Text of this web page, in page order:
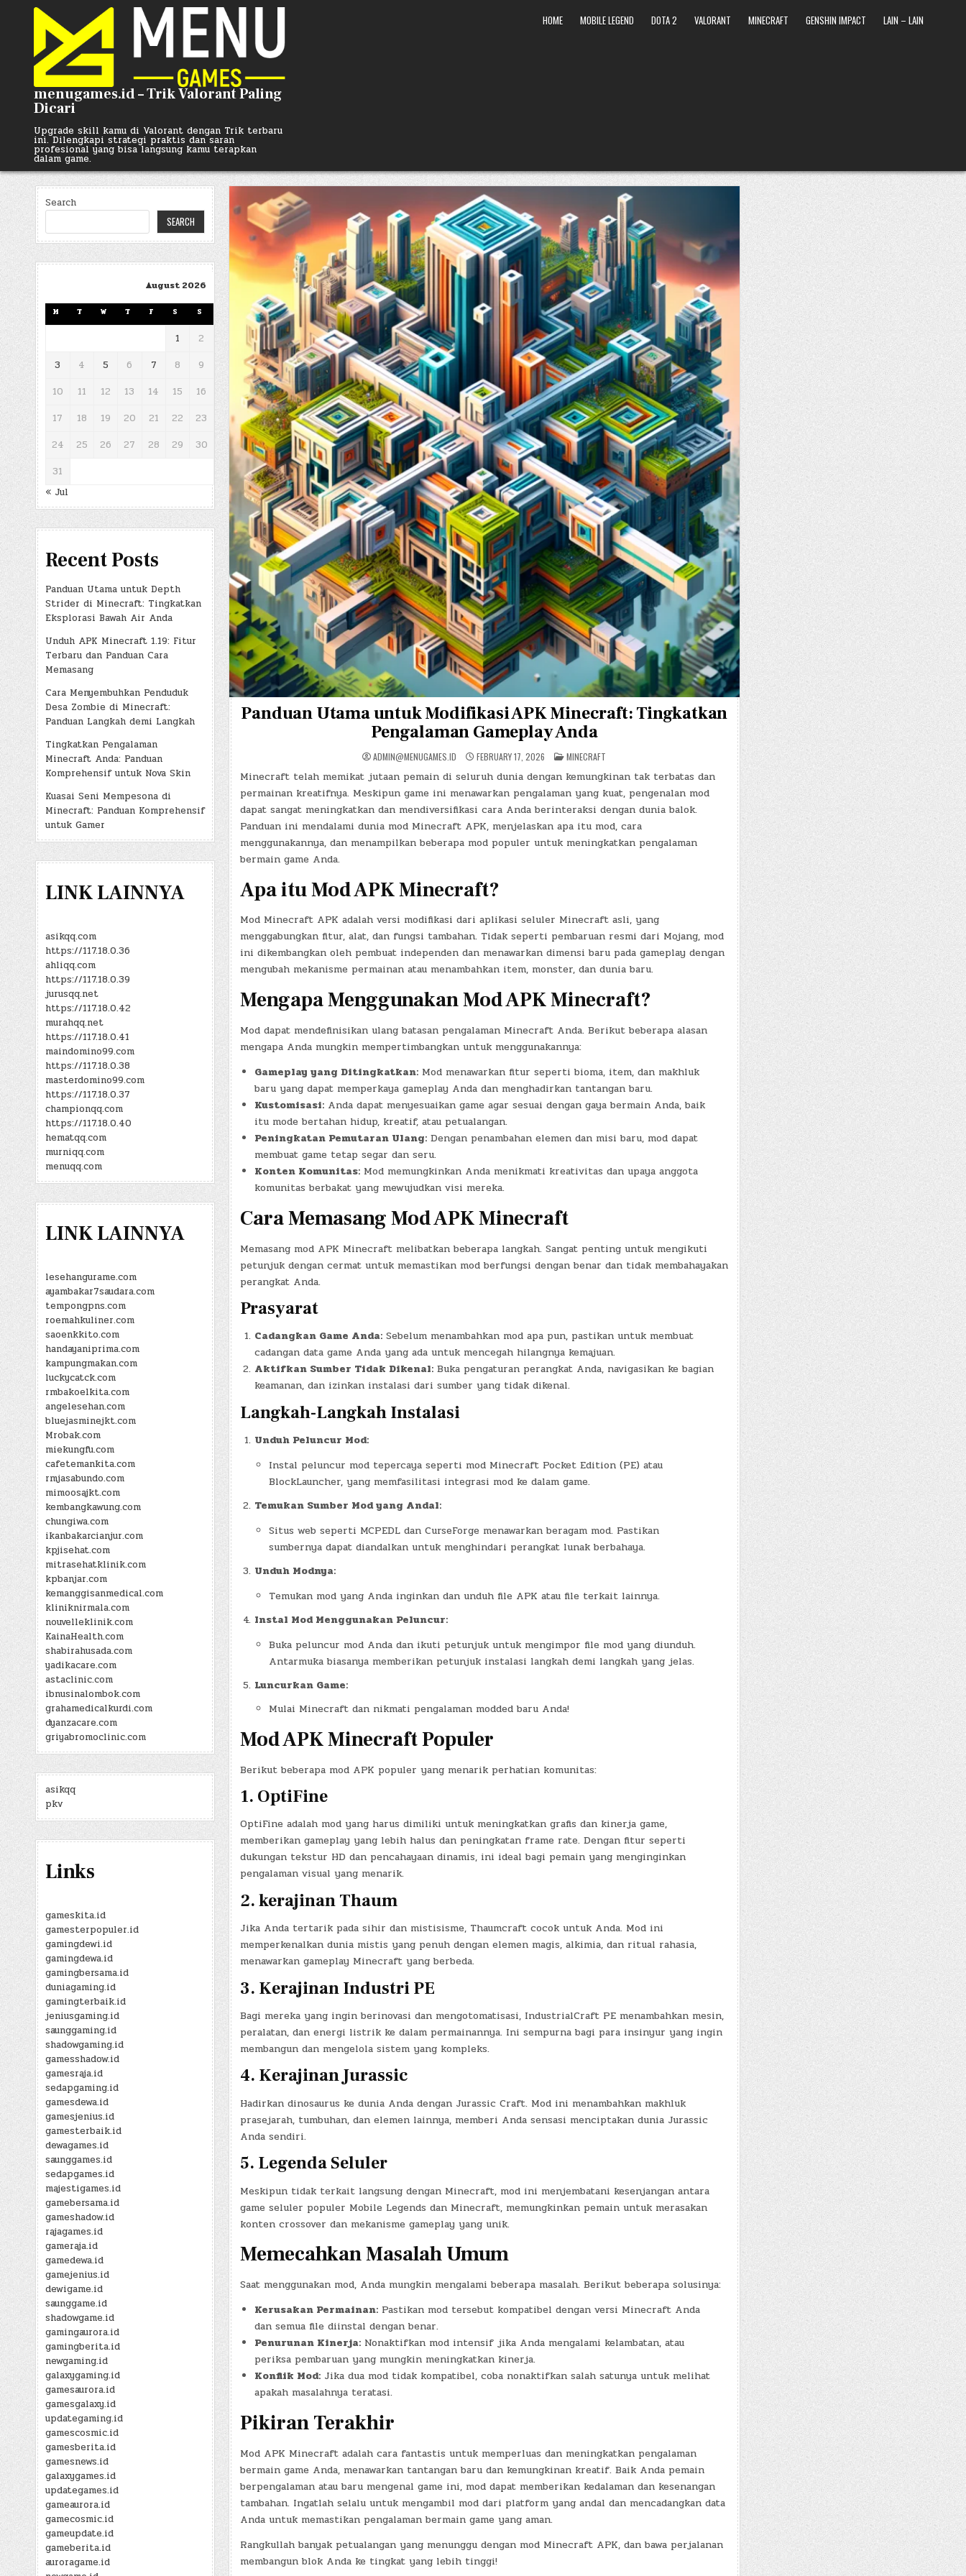
menugames.id – Trik Valorant Paling
Dicari
Upgrade skill kamu di Valorant dengan Trik terbaru
ini. Dilengkapi strategi praktis dan saran
profesional yang bisa langsung kamu terapkan
dalam game.
HOME MOBILE LEGEND DOTA 2 VALORANT MINECRAFT GENSHIN IMPACT LAIN – LAIN
Search
SEARCH
August 2026
M T W T F S S
1
2
3
4 5 6 7 8
9
10
11 12 13 14 15
16
17
18 19 20 21 22
23
24
25 26 27 28 29
30
31
« Jul
Recent Posts
Panduan Utama untuk Depth
Strider di Minecraft: Tingkatkan
Eksplorasi Bawah Air Anda
Unduh APK Minecraft 1.19: Fitur
Terbaru dan Panduan Cara
Memasang
Cara Menyembuhkan Penduduk
Desa Zombie di Minecraft:
Panduan Langkah demi Langkah
Tingkatkan Pengalaman
Minecraft Anda: Panduan
Komprehensif untuk Nova Skin
Kuasai Seni Mempesona di
Minecraft: Panduan Komprehensif
untuk Gamer
LINK LAINNYA
asikqq.com
https://117.18.0.36
ahliqq.com
https://117.18.0.39
jurusqq.net
https://117.18.0.42
murahqq.net
https://117.18.0.41
maindomino99.com
https://117.18.0.38
masterdomino99.com
https://117.18.0.37
championqq.com
https://117.18.0.40
hematqq.com
murniqq.com
menuqq.com
LINK LAINNYA
lesehangurame.com
ayambakar7saudara.com
tempongpns.com
roemahkuliner.com
saoenkkito.com
handayaniprima.com
kampungmakan.com
luckycatck.com
rmbakoelkita.com
angelesehan.com
bluejasminejkt.com
Mrobak.com
miekungfu.com
cafetemankita.com
rmjasabundo.com
mimoosajkt.com
kembangkawung.com
chungiwa.com
ikanbakarcianjur.com
kpjisehat.com
mitrasehatklinik.com
kpbanjar.com
kemanggisanmedical.com
kliniknirmala.com
nouvelleklinik.com
KainaHealth.com
shabirahusada.com
yadikacare.com
astaclinic.com
ibnusinalombok.com
grahamedicalkurdi.com
dyanzacare.com
griyabromoclinic.com
asikqq
pkv
Links
gameskita.id
gamesterpopuler.id
gamingdewi.id
gamingdewa.id
gamingbersama.id
duniagaming.id
gamingterbaik.id
jeniusgaming.id
saunggaming.id
shadowgaming.id
gamesshadow.id
gamesraja.id
sedapgaming.id
gamesdewa.id
gamesjenius.id
gamesterbaik.id
dewagames.id
saunggames.id
sedapgames.id
majestigames.id
gamebersama.id
gameshadow.id
rajagames.id
gameraja.id
gamedewa.id
gamejenius.id
dewigame.id
saunggame.id
shadowgame.id
gamingaurora.id
gamingberita.id
newgaming.id
galaxygaming.id
gamesaurora.id
gamesgalaxy.id
updategaming.id
gamescosmic.id
gamesberita.id
gamesnews.id
galaxygames.id
updategames.id
gameaurora.id
gamecosmic.id
gameupdate.id
gameberita.id
auroragame.id
Panduan Utama untuk Modifikasi APK Minecraft: Tingkatkan
Pengalaman Gameplay Anda
ADMIN@MENUGAMES.ID FEBRUARY 17, 2026 POSTED
IN
MINECRAFT
Minecraft telah memikat jutaan pemain di seluruh dunia dengan kemungkinan tak terbatas dan
permainan kreatifnya. Meskipun game ini menawarkan pengalaman yang kuat, pengenalan mod
dapat sangat meningkatkan dan mendiversifikasi cara Anda berinteraksi dengan dunia balok.
Panduan ini mendalami dunia mod Minecraft APK, menjelaskan apa itu mod, cara
menggunakannya, dan menampilkan beberapa mod populer untuk meningkatkan pengalaman
bermain game Anda.
Apa itu Mod APK Minecraft?
Mod Minecraft APK adalah versi modifikasi dari aplikasi seluler Minecraft asli, yang
menggabungkan fitur, alat, dan fungsi tambahan. Tidak seperti pembaruan resmi dari Mojang, mod
ini dikembangkan oleh pembuat independen dan menawarkan dimensi baru pada gameplay dengan
mengubah mekanisme permainan atau menambahkan item, monster, dan dunia baru.
Mengapa Menggunakan Mod APK Minecraft?
Mod dapat mendefinisikan ulang batasan pengalaman Minecraft Anda. Berikut beberapa alasan
mengapa Anda mungkin mempertimbangkan untuk menggunakannya:
Gameplay yang Ditingkatkan:Mod menawarkan fitur seperti bioma, item, dan makhluk
baru yang dapat memperkaya gameplay Anda dan menghadirkan tantangan baru.
Kustomisasi:Anda dapat menyesuaikan game agar sesuai dengan gaya bermain Anda, baik
itu mode bertahan hidup, kreatif, atau petualangan.
Peningkatan Pemutaran Ulang:Dengan penambahan elemen dan misi baru, mod dapat
membuat game tetap segar dan seru.
Konten Komunitas:Mod memungkinkan Anda menikmati kreativitas dan upaya anggota
komunitas berbakat yang mewujudkan visi mereka.
Cara Memasang Mod APK Minecraft
Memasang mod APK Minecraft melibatkan beberapa langkah. Sangat penting untuk mengikuti
petunjuk dengan cermat untuk memastikan mod berfungsi dengan benar dan tidak membahayakan
perangkat Anda.
Prasyarat
Cadangkan Game Anda:Sebelum menambahkan mod apa pun, pastikan untuk membuat
cadangan data game Anda yang ada untuk mencegah hilangnya kemajuan.
Aktifkan Sumber Tidak Dikenal:Buka pengaturan perangkat Anda, navigasikan ke bagian
keamanan, dan izinkan instalasi dari sumber yang tidak dikenal.
Langkah-Langkah Instalasi
Unduh Peluncur Mod:
Instal peluncur mod tepercaya seperti mod Minecraft Pocket Edition (PE) atau
BlockLauncher, yang memfasilitasi integrasi mod ke dalam game.
Temukan Sumber Mod yang Andal:
Situs web seperti MCPEDL dan CurseForge menawarkan beragam mod. Pastikan
sumbernya dapat diandalkan untuk menghindari perangkat lunak berbahaya.
Unduh Modnya:
Temukan mod yang Anda inginkan dan unduh file APK atau file terkait lainnya.
Instal Mod Menggunakan Peluncur:
Buka peluncur mod Anda dan ikuti petunjuk untuk mengimpor file mod yang diunduh.
Antarmuka biasanya memberikan petunjuk instalasi langkah demi langkah yang jelas.
Luncurkan Game:
Mulai Minecraft dan nikmati pengalaman modded baru Anda!
Mod APK Minecraft Populer
Berikut beberapa mod APK populer yang menarik perhatian komunitas:
1. OptiFine
OptiFine adalah mod yang harus dimiliki untuk meningkatkan grafis dan kinerja game,
memberikan gameplay yang lebih halus dan peningkatan frame rate. Dengan fitur seperti
dukungan tekstur HD dan pencahayaan dinamis, ini ideal bagi pemain yang menginginkan
pengalaman visual yang menarik.
2.kerajinan Thaum
Jika Anda tertarik pada sihir dan mistisisme, Thaumcraft cocok untuk Anda. Mod ini
memperkenalkan dunia mistis yang penuh dengan elemen magis, alkimia, dan ritual rahasia,
menawarkan gameplay Minecraft yang berbeda.
3. Kerajinan Industri PE
Bagi mereka yang ingin berinovasi dan mengotomatisasi, IndustrialCraft PE menambahkan mesin,
peralatan, dan energi listrik ke dalam permainannya. Ini sempurna bagi para insinyur yang ingin
membangun dan mengelola sistem yang kompleks.
4. Kerajinan Jurassic
Hadirkan dinosaurus ke dunia Anda dengan Jurassic Craft. Mod ini menambahkan makhluk
prasejarah, tumbuhan, dan elemen lainnya, memberi Anda sensasi menciptakan dunia Jurassic
Anda sendiri.
5. Legenda Seluler
Meskipun tidak terkait langsung dengan Minecraft, mod ini menjembatani kesenjangan antara
game seluler populer Mobile Legends dan Minecraft, memungkinkan pemain untuk merasakan
konten crossover dan mekanisme gameplay yang unik.
Memecahkan Masalah Umum
Saat menggunakan mod, Anda mungkin mengalami beberapa masalah. Berikut beberapa solusinya:
Kerusakan Permainan:Pastikan mod tersebut kompatibel dengan versi Minecraft Anda
dan semua file diinstal dengan benar.
Penurunan Kinerja:Nonaktifkan mod intensif jika Anda mengalami kelambatan, atau
periksa pembaruan yang mungkin meningkatkan kinerja.
Konflik Mod:Jika dua mod tidak kompatibel, coba nonaktifkan salah satunya untuk melihat
apakah masalahnya teratasi.
Pikiran Terakhir
Mod APK Minecraft adalah cara fantastis untuk memperluas dan meningkatkan pengalaman
bermain game Anda, menawarkan tantangan baru dan kemungkinan kreatif. Baik Anda pemain
berpengalaman atau baru mengenal game ini, mod dapat memberikan kedalaman dan kesenangan
tambahan. Ingatlah selalu untuk mengambil mod dari platform yang andal dan mencadangkan data
Anda untuk memastikan pengalaman bermain game yang aman.
Rangkullah banyak petualangan yang menunggu dengan mod Minecraft APK, dan bawa perjalanan
membangun blok Anda ke tingkat yang lebih tinggi!